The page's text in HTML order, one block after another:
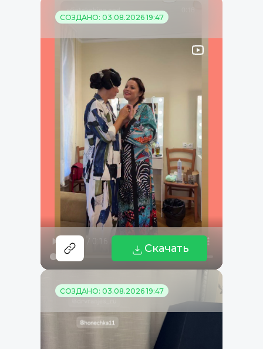
СОЗДАНО: 03.08.2026 19:47
Скачать
СОЗДАНО: 03.08.2026 19:47